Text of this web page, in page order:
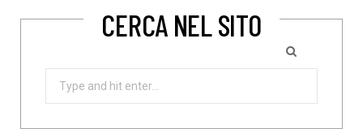
CERCA NEL SITO